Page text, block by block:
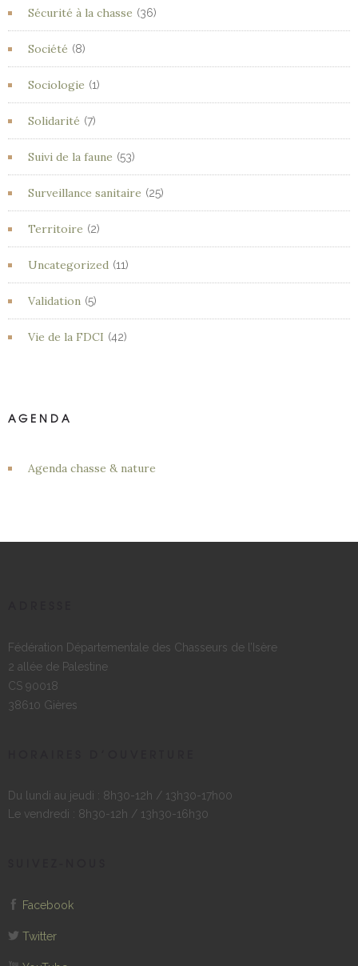
Sécurité à la chasse (36)
Société (8)
Sociologie (1)
Solidarité (7)
Suivi de la faune (53)
Surveillance sanitaire (25)
Territoire (2)
Uncategorized (11)
Validation (5)
Vie de la FDCI (42)
AGENDA
Agenda chasse & nature
Fédération Départementale des Chasseurs de l’Isère
2 allée de Palestine
CS 90018
38610 Gières
Du lundi au jeudi : 8h30-12h / 13h30-17h00
Le vendredi : 8h30-12h / 13h30-16h30
Facebook
Twitter